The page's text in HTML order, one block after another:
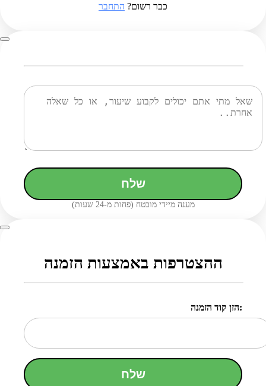
כבר רשום? התחבר
שלח
מענה מיידי מובטח (פחות מ-24 שעות)
ההצטרפות באמצעות הזמנה
הזן קוד הזמנה:
שלח